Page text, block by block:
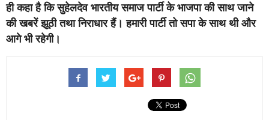
ही कहा है कि सुहेलदेव भारतीय समाज पार्टी के भाजपा की साथ जाने
की खबरें झूठी तथा निराधार हैं। हमारी पार्टी तो सपा के साथ थी और
आगे भी रहेगी।